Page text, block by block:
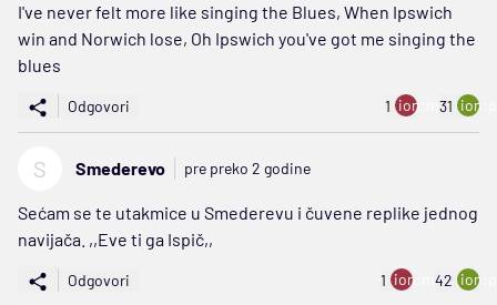
I've never felt more like singing the Blues, When Ipswich
win and Norwich lose, Oh Ipswich you've got me singing the
blues
Odgovori 1 ion:minus
31
S Smederevo pre preko 2 godine
Sećam se te utakmice u Smederevu i čuvene replike jednog
navijača. ,,Eve ti ga Ispič,,
Odgovori 1 ion:minus
42